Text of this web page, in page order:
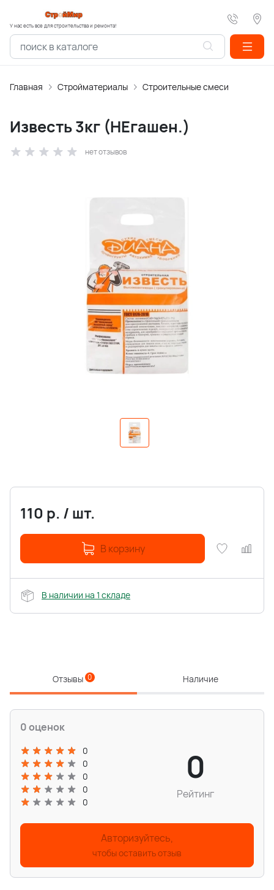
У нас есть все для строительства и ремонта!
Главная Стройматериалы Строительные смеси
Известь 3кг (НЕгашен.)
нет отзывов
110 р. / шт.
В корзину
В наличии на 1 складе
Отзывы 0 Наличие
0 оценок
0
0
0
0
0
0
Рейтинг
Авторизуйтесь,
чтобы оставить отзыв